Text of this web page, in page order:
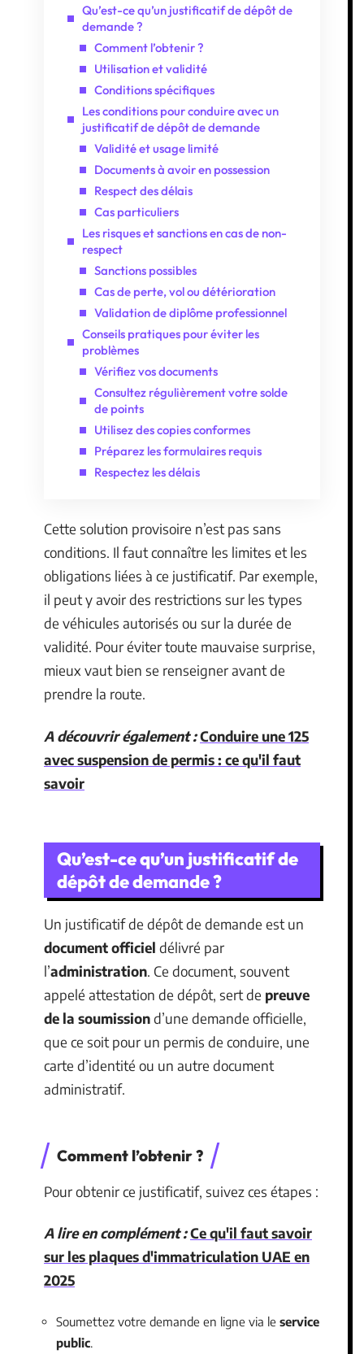
Qu’est-ce qu’un justificatif de dépôt de
demande ?
Comment l’obtenir ?
Utilisation et validité
Conditions spécifiques
Les conditions pour conduire avec un
justificatif de dépôt de demande
Validité et usage limité
Documents à avoir en possession
Respect des délais
Cas particuliers
Les risques et sanctions en cas de non-
respect
Sanctions possibles
Cas de perte, vol ou détérioration
Validation de diplôme professionnel
Conseils pratiques pour éviter les
problèmes
Vérifiez vos documents
Consultez régulièrement votre solde
de points
Utilisez des copies conformes
Préparez les formulaires requis
Respectez les délais
Cette solution provisoire n’est pas sans
conditions. Il faut connaître les limites et les
obligations liées à ce justificatif. Par exemple,
il peut y avoir des restrictions sur les types
de véhicules autorisés ou sur la durée de
validité. Pour éviter toute mauvaise surprise,
mieux vaut bien se renseigner avant de
prendre la route.
A découvrir également :Conduire une 125
avec suspension de permis : ce qu'il faut
savoir
Qu’est-ce qu’un justificatif de
dépôt de demande ?
Un justificatif de dépôt de demande est un
document officiel délivré par
l’administration. Ce document, souvent
appelé attestation de dépôt, sert de preuve
de la soumissiond’une demande officielle,
que ce soit pour un permis de conduire, une
carte d’identité ou un autre document
administratif.
Comment l’obtenir ?
Pour obtenir ce justificatif, suivez ces étapes :
A lire en complément :Ce qu'il faut savoir
sur les plaques d'immatriculation UAE en
2025
Soumettez votre demande en ligne via le service
public